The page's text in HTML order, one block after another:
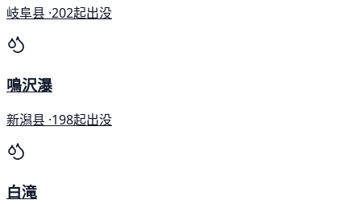
岐阜县 ·202起出没
鳴沢瀑
新潟县 ·198起出没
白滝